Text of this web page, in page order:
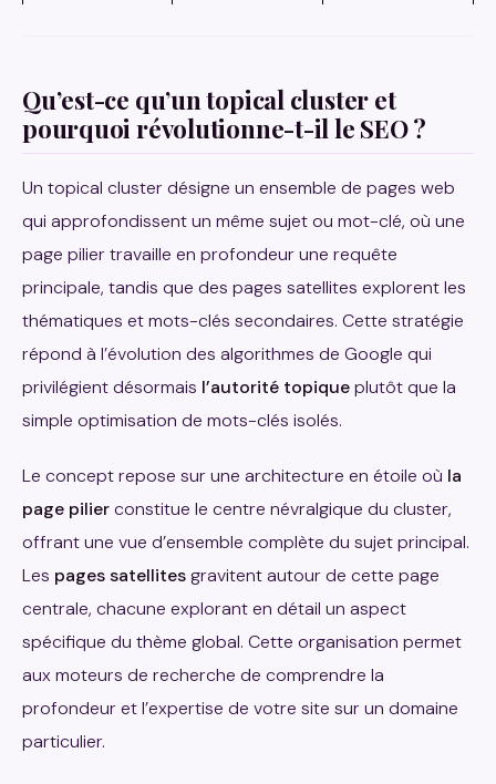
Qu’est-ce qu’un topical cluster et
pourquoi révolutionne-t-il le SEO ?
Un topical cluster désigne un ensemble de pages web
qui approfondissent un même sujet ou mot-clé, où une
page pilier travaille en profondeur une requête
principale, tandis que des pages satellites explorent les
thématiques et mots-clés secondaires. Cette stratégie
répond à l’évolution des algorithmes de Google qui
privilégient désormais l’autorité topiqueplutôt que la
simple optimisation de mots-clés isolés.
Le concept repose sur une architecture en étoile où la
page pilierconstitue le centre névralgique du cluster,
offrant une vue d’ensemble complète du sujet principal.
Les pages satellitesgravitent autour de cette page
centrale, chacune explorant en détail un aspect
spécifique du thème global. Cette organisation permet
aux moteurs de recherche de comprendre la
profondeur et l’expertise de votre site sur un domaine
particulier.